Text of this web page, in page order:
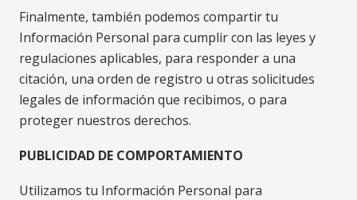
Finalmente, también podemos compartir tu
Información Personal para cumplir con las leyes y
regulaciones aplicables, para responder a una
citación, una orden de registro u otras solicitudes
legales de información que recibimos, o para
proteger nuestros derechos.
PUBLICIDAD DE COMPORTAMIENTO
Utilizamos tu Información Personal para